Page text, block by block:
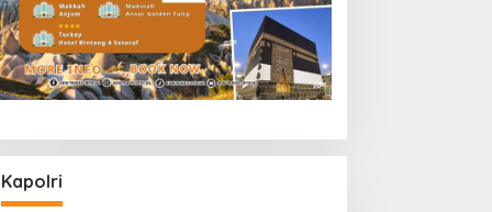
Kapolri